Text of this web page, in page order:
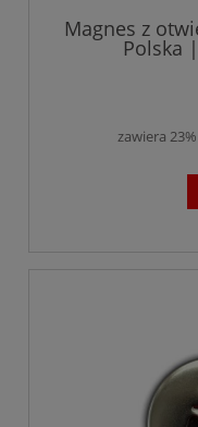
Magnes z
Polska
zawiera